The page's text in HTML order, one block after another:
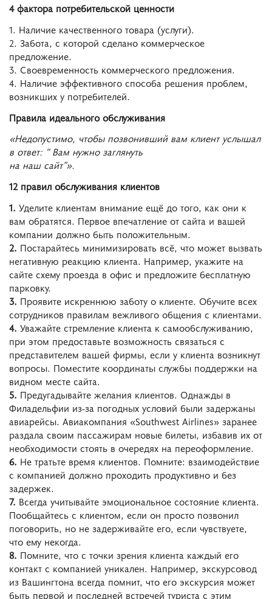
4 фактора потребительской ценности
1. Наличие качественного товара (услуги).
2. Забота, с которой сделано коммерческое
предложение.
3. Своевременность коммерческого предложения.
4. Наличие эффективного способа решения проблем,
возникших у потребителей.
Правила идеального обслуживания
«Недопустимо, чтобы позвонивший вам клиент услышал
в ответ: “ Вам нужно заглянуть
на наш сайт”».
12 правил обслуживания клиентов
1. Уделите клиентам внимание ещё до того, как они к
вам обратятся. Первое впечатление от сайта и вашей
компании должно быть положительным.
2. Постарайтесь минимизировать всё, что может вызвать
негативную реакцию клиента. Например, укажите на
сайте схему проезда в офис и предложите бесплатную
парковку.
3. Проявите искреннюю заботу о клиенте. Обучите всех
сотрудников правилам вежливого общения с клиентами.
4. Уважайте стремление клиента к самообслуживанию,
при этом предоставьте возможность связаться с
представителем вашей фирмы, если у клиента возникнут
вопросы. Поместите координаты службы поддержки на
видном месте сайта.
5. Предугадывайте желания клиентов. Однажды в
Филадельфии из-за погодных условий были задержаны
авиарейсы. Авиакомпания «Southwest Airlines» заранее
раздала своим пассажирам новые билеты, избавив их от
необходимости стоять в очередях на переоформление.
6. Не тратьте время клиентов. Помните: взаимодействие
с компанией должно проходить продуктивно и без
задержек.
7. Всегда учитывайте эмоциональное состояние клиента.
Пообщайтесь с клиентом, если он просто позвонил
поговорить, но не задерживайте его, если чувствуете,
что ему некогда.
8. Помните, что с точки зрения клиента каждый его
контакт с компанией уникален. Например, экскурсовод
из Вашингтона всегда помнит, что его экскурсия может
быть первой и последней встречей туриста с этим